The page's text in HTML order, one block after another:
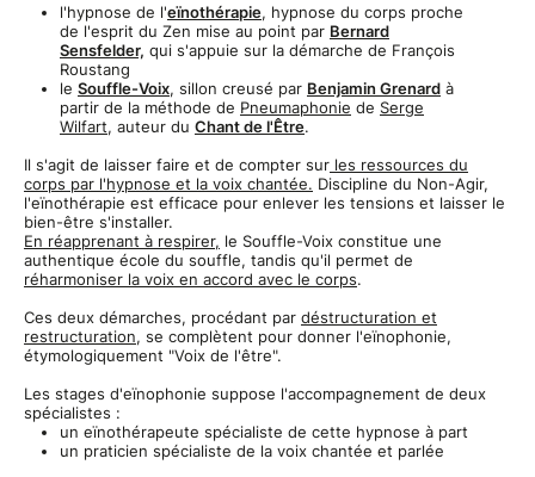
l'hypnose de l'eïnothérapie, hypnose du corps proche
de l'esprit du Zen mise au point par Bernard
Sensfelder, qui s'appuie sur la démarche de François
Roustang
le Souffle-Voix, sillon creusé par Benjamin Grenard à
partir de la méthode de Pneumaphonie de Serge
Wilfart, auteur du Chant de l'Être.
Il s'agit de laisser faire et de compter sur les ressources du
corps par l'hypnose et la voix chantée. Discipline du Non-Agir,
l'eïnothérapie est efficace pour enlever les tensions et laisser le
bien-être s'installer.
En réapprenant à respirer, le Souffle-Voix constitue une
authentique école du souffle, tandis qu'il permet de
réharmoniser la voix en accord avec le corps.
Ces deux démarches, procédant par déstructuration et
restructuration, se complètent pour donner l'eïnophonie,
étymologiquement "Voix de l'être".
Les stages d'eïnophonie suppose l'accompagnement de deux
spécialistes :
un eïnothérapeute spécialiste de cette hypnose à part
un praticien spécialiste de la voix chantée et parlée